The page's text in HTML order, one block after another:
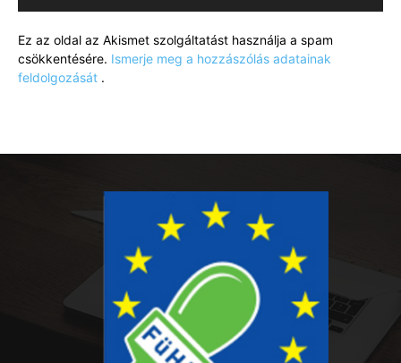
Ez az oldal az Akismet szolgáltatást használja a spam
csökkentésére. Ismerje meg a hozzászólás adatainak
feldolgozását .